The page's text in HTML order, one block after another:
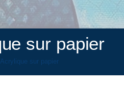
sur papier
Acrylique sur papier